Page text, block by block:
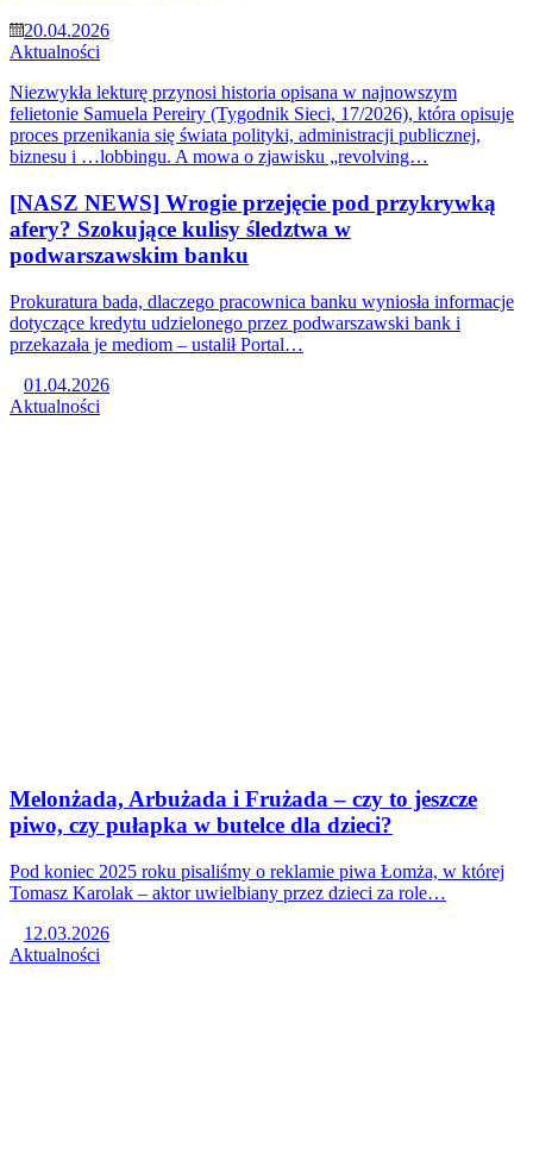
20.04.2026
Aktualności
Niezwykła lekturę przynosi historia opisana w najnowszym
felietonie Samuela Pereiry (Tygodnik Sieci, 17/2026), która opisuje
proces przenikania się świata polityki, administracji publicznej,
biznesu i …lobbingu. A mowa o zjawisku „revolving…
[NASZ NEWS] Wrogie przejęcie pod przykrywką
afery? Szokujące kulisy śledztwa w
podwarszawskim banku
Prokuratura bada, dlaczego pracownica banku wyniosła informacje
dotyczące kredytu udzielonego przez podwarszawski bank i
przekazała je mediom – ustalił Portal…
01.04.2026
Aktualności
Melonżada, Arbużada i Frużada – czy to jeszcze
piwo, czy pułapka w butelce dla dzieci?
Pod koniec 2025 roku pisaliśmy o reklamie piwa Łomża, w której
Tomasz Karolak – aktor uwielbiany przez dzieci za role…
12.03.2026
Aktualności